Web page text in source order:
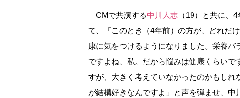
CMで共演する中川大志 （19）と共に、
て、「このとき（4年前）の方が、どれだ
康に気をつけるようになりました。栄養
ですよね、私。だから悩みは健康くらいで
すが、大きく考えていなかったのかもし
が結構好きなんですよ」と声を弾ませ、